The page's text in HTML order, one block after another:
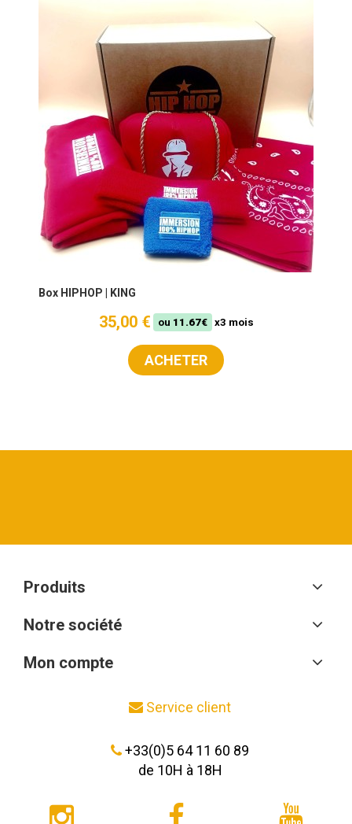
Box HIPHOP | KING
35,00 € ou 11.67€ x3 mois
ACHETER
Produits
Notre société
Mon compte
Service client
+33(0)5 64 11 60 89
de 10H à 18H